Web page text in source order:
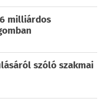
milliárdos
szóló szakmai